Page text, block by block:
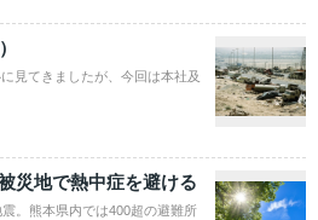
見てきましたが、今回は本社及
災地で熱中症を避ける
。熊本県内では400超の避難所